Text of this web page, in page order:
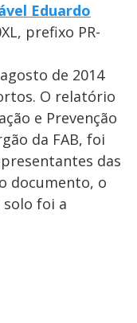
Eduardo
prefixo PR-
de 2014
O relatório
e Prevenção
da FAB, foi
das
documento, o
foi a